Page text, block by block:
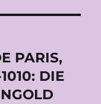
PARIS,
DIE